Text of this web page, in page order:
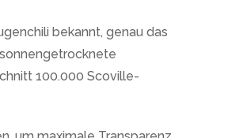
bekannt, genau das
100.000 Scoville-